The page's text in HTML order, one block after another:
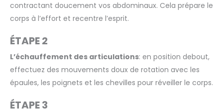
contractant doucement vos abdominaux. Cela prépare le
corps à l’effort et recentre l’esprit.
ÉTAPE 2
L’échauffement des articulations: en position debout,
effectuez des mouvements doux de rotation avec les
épaules, les poignets et les chevilles pour réveiller le corps.
ÉTAPE 3